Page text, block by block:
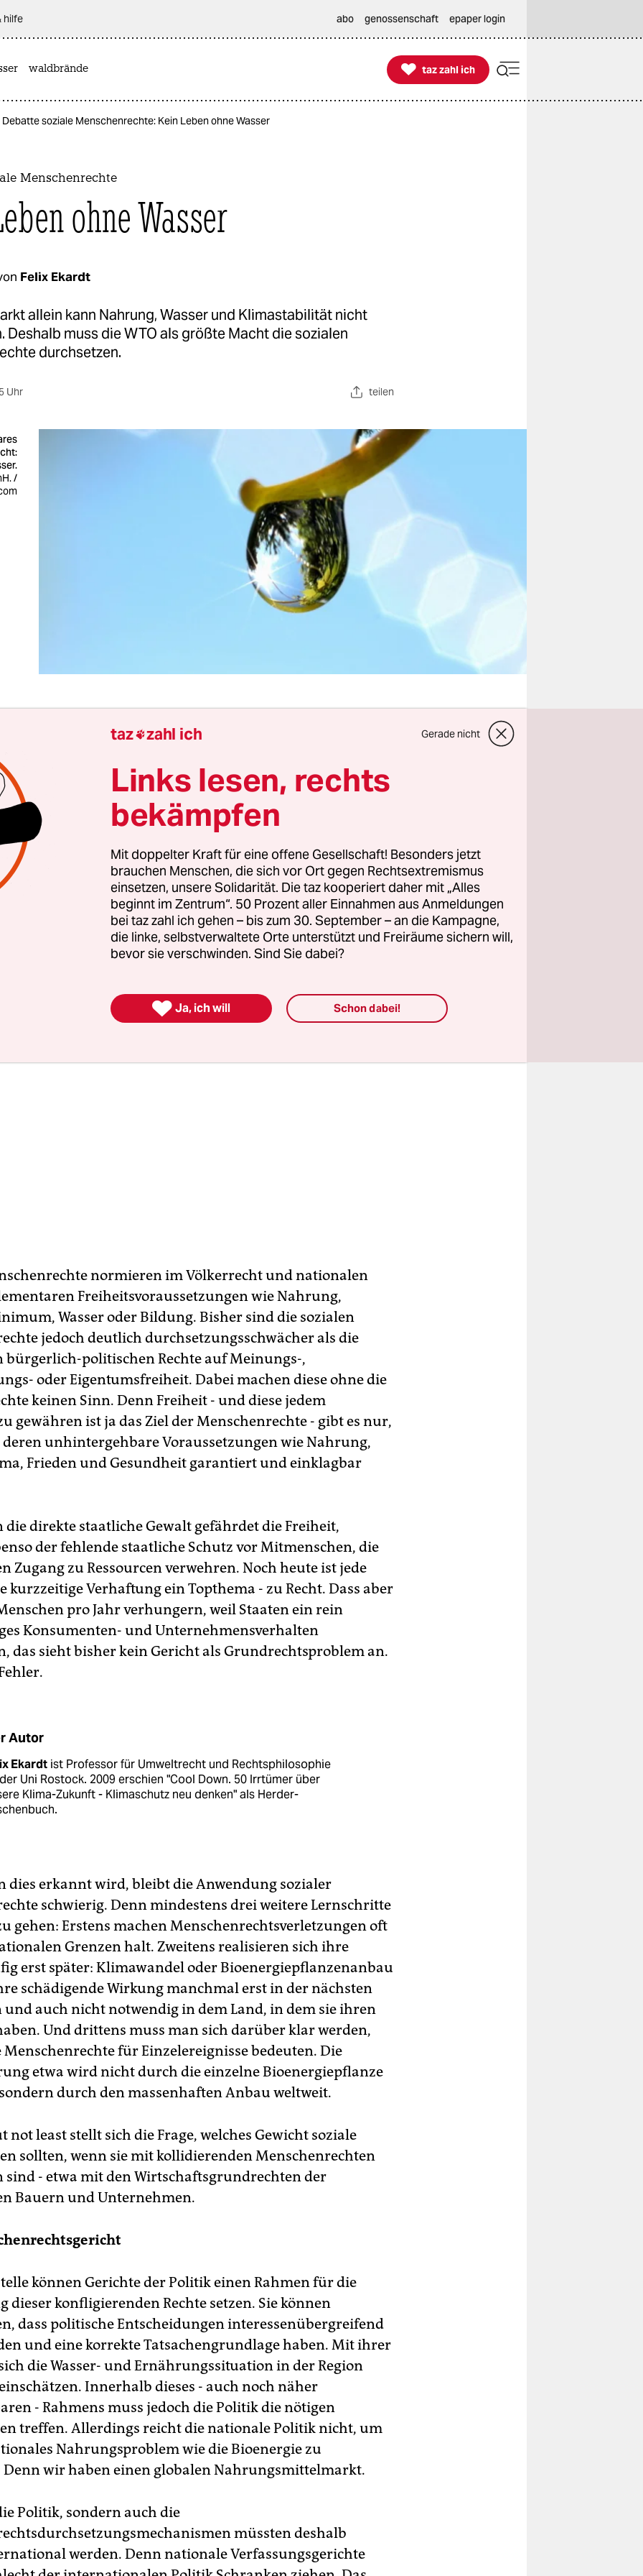
hilfe abo genossenschaft epaper login
waldbrände 
taz zahl ich
taz zahl ich
Debatte soziale Menschenrechte: Kein Leben ohne Wasser
Menschenrechte
ohne Wasser
Felix Ekardt
allein kann Nahrung, Wasser und Klimastabilität nicht
Deshalb muss die WTO als größte Macht die sozialen
durchsetzen.
Uhr teilen
/
Generalversammlung hat vor Kurzem ein Recht auf
unverbindlich proklamiert. Das ist bloße
Denn ein solches Recht ist längst in rechtlich
enthalten. Gleiches gilt für
Nahrung. Trotzdem leiden weltweit Milliarden
Nahrungs- und Wassermangel.
die Industriestaaten lassen aufgrund des vorrangig
verantwortenden Klimawandels die weltweiten Wasser-
weiter schrumpfen. Menschenrechten fehlt
an Institutionen und auch an Konzepten. Unser
normieren im Völkerrecht und nationalen
Freiheitsvoraussetzungen wie Nahrung,
Wasser oder Bildung. Bisher sind die sozialen
jedoch deutlich durchsetzungsschwächer als die
bürgerlich-politischen Rechte auf Meinungs-,
oder Eigentumsfreiheit. Dabei machen diese ohne die
keinen Sinn. Denn Freiheit - und diese jedem
gewähren ist ja das Ziel der Menschenrechte - gibt es nur,
unhintergehbare Voraussetzungen wie Nahrung,
Frieden und Gesundheit garantiert und einklagbar
direkte staatliche Gewalt gefährdet die Freiheit,
der fehlende staatliche Schutz vor Mitmenschen, die
Zugang zu Ressourcen verwehren. Noch heute ist jede
kurzzeitige Verhaftung ein Topthema - zu Recht. Dass aber
pro Jahr verhungern, weil Staaten ein rein
Konsumenten- und Unternehmensverhalten
das sieht bisher kein Gericht als Grundrechtsproblem an.
Autor
Ekardtist Professor für Umweltrecht und Rechtsphilosophie
Uni Rostock. 2009 erschien "Cool Down. 50 Irrtümer über
Klima-Zukunft - Klimaschutz neu denken" als Herder-
dies erkannt wird, bleibt die Anwendung sozialer
schwierig. Denn mindestens drei weitere Lernschritte
gehen: Erstens machen Menschenrechtsverletzungen oft
Grenzen halt. Zweitens realisieren sich ihre
erst später: Klimawandel oder Bioenergiepflanzenanbau
schädigende Wirkung manchmal erst in der nächsten
und auch nicht notwendig in dem Land, in dem sie ihren
Und drittens muss man sich darüber klar werden,
Menschenrechte für Einzelereignisse bedeuten. Die
etwa wird nicht durch die einzelne Bioenergiepflanze
durch den massenhaften Anbau weltweit.
not least stellt sich die Frage, welches Gewicht soziale
sollten, wenn sie mit kollidierenden Menschenrechten
sind - etwa mit den Wirtschaftsgrundrechten der
Bauern und Unternehmen.
können Gerichte der Politik einen Rahmen für die
dieser konfligierenden Rechte setzen. Sie können
dass politische Entscheidungen interessenübergreifend
und eine korrekte Tatsachengrundlage haben. Mit ihrer
die Wasser- und Ernährungssituation in der Region
Innerhalb dieses - auch noch näher
- Rahmens muss jedoch die Politik die nötigen
treffen. Allerdings reicht die nationale Politik nicht, um
Nahrungsproblem wie die Bioenergie zu
wir haben einen globalen Nahrungsmittelmarkt.
Politik, sondern auch die
müssten deshalb
werden. Denn nationale Verfassungsgerichte
taz zahl ich Gerade nicht
Links lesen, rechts
bekämpfen
Mit doppelter Kraft für eine offene Gesellschaft! Besonders jetzt
brauchen Menschen, die sich vor Ort gegen Rechtsextremismus
einsetzen, unsere Solidarität. Die taz kooperiert daher mit „Alles
beginnt im Zentrum“. 50 Prozent aller Einnahmen aus Anmeldungen
bei taz zahl ich gehen – bis zum 30. September – an die Kampagne,
die linke, selbstverwaltete Orte unterstützt und Freiräume sichern will,
bevor sie verschwinden. Sind Sie dabei?
 Ja, ich will Schon dabei!